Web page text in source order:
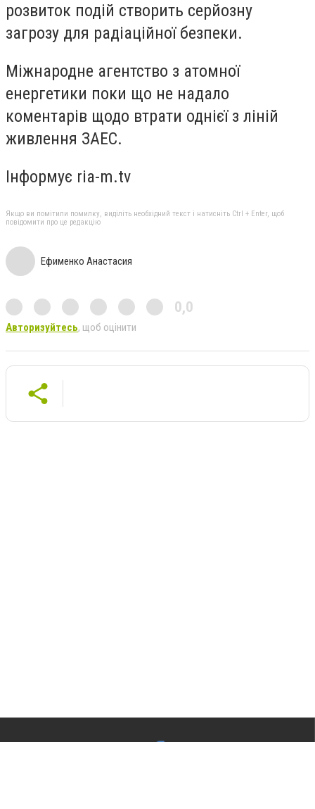
розвиток подій створить серйозну
загрозу для радіаційної безпеки.
Міжнародне агентство з атомної
енергетики поки що не надало
коментарів щодо втрати однієї з ліній
живлення ЗАЕС.
Інформує ria-m.tv
Якщо ви помітили помилку, виділіть необхідний текст і натисніть Ctrl + Enter, щоб
повідомити про це редакцію
Ефименко Анастасия
0,0
Авторизуйтесь, щоб оцінити